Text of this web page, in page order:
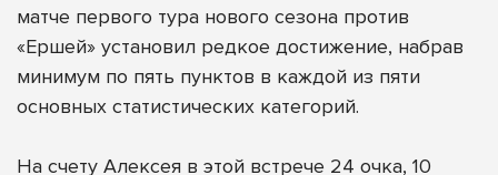
матче первого тура нового сезона против
«Ершей» установил редкое достижение, набрав
минимум по пять пунктов в каждой из пяти
основных статистических категорий.
На счету Алексея в этой встрече 24 очка, 10